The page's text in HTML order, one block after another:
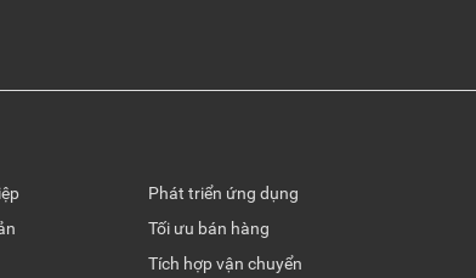
Phát triển ứng dụng
Tối ưu bán hàng
Tích hợp vận chuyển